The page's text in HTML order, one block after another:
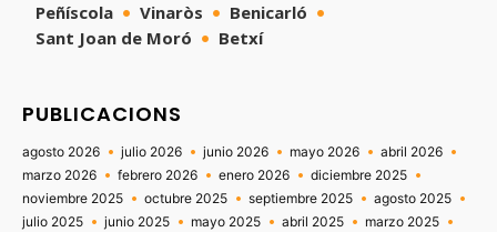
Peñíscola
Vinaròs
Benicarló
Sant Joan de Moró
Betxí
PUBLICACIONS
agosto 2026 julio 2026 junio 2026 mayo 2026
abril 2026
marzo 2026
febrero 2026 enero 2026
diciembre 2025
noviembre 2025
octubre 2025 septiembre 2025
agosto 2025
julio 2025
junio 2025 mayo 2025 abril 2025
marzo 2025